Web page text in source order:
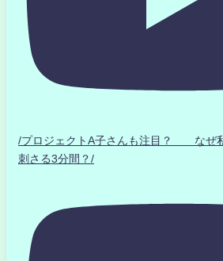
/プロジェクトA子さんも注目？ なぜ
刺さる3分間？/